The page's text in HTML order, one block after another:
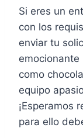
Si eres un
con los
enviar tu
como
equipo
¡Esperamos
para ello